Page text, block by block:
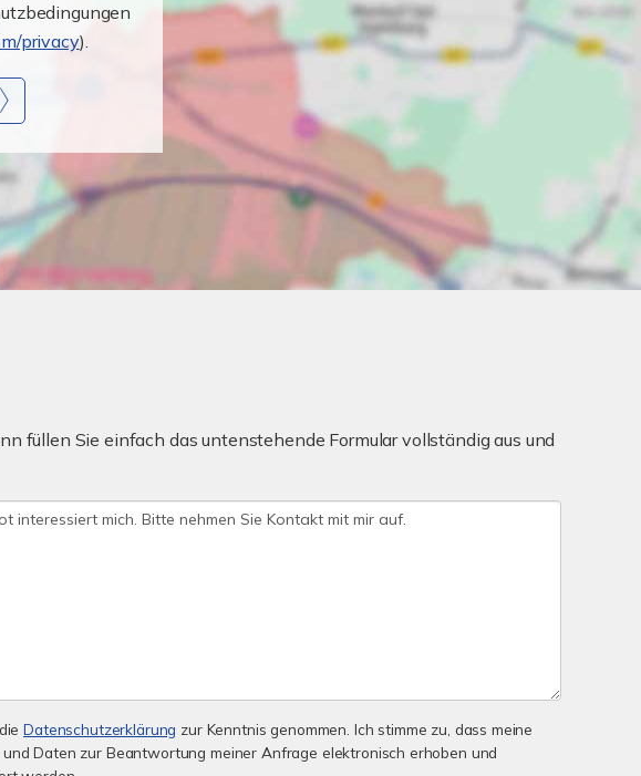
privacy).
füllen Sie einfach das untenstehende Formular vollständig aus und
Datenschutzerklärung zur Kenntnis genommen. Ich stimme zu, dass meine
Daten zur Beantwortung meiner Anfrage elektronisch erhoben und